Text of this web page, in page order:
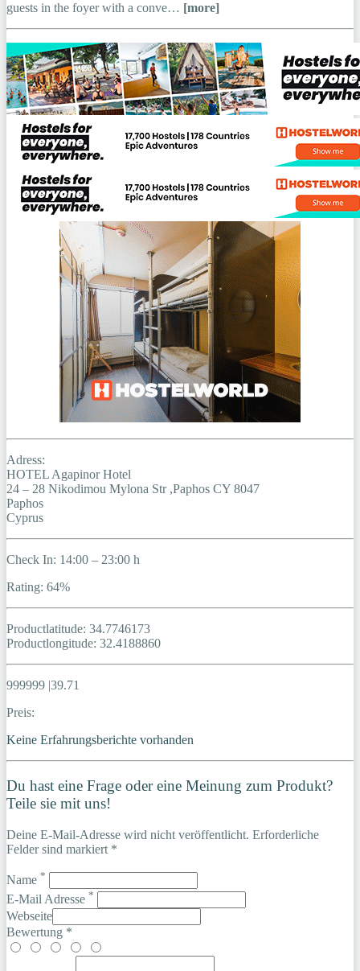
guests in the foyer with a conve… [more]
Adress:
HOTEL Agapinor Hotel
24 – 28 Nikodimou Mylona Str ,Paphos CY 8047
Paphos
Cyprus
Check In: 14:00 – 23:00 h
Rating: 64%
Productlatitude: 34.7746173
Productlongitude: 32.4188860
999999 |39.71
Preis:
Keine Erfahrungsberichte vorhanden
Du hast eine Frage oder eine Meinung zum Produkt?
Teile sie mit uns!
Deine E-Mail-Adresse wird nicht veröffentlicht. Erforderliche
Felder sind markiert *
Name *
E-Mail Adresse *
Webseite
Bewertung *